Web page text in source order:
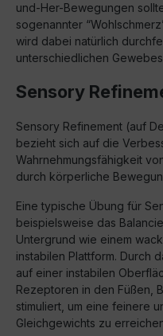
und-Her-Bewegungen
sogenannter
wird dabei natürlich
unterschiedlichen
Sensory
Sensory Refinement (auf
bezieht sich auf die
Wahrnehmungsfähigkeit
durch körperliche
Eine typische Übung für
beispielsweise das
Untergrund wie einem
instabilen Plattform. Durch
auf einer instabilen
Rezeptoren in den Füßen,
stimuliert, um eine feinere
Gleichgewichts zu